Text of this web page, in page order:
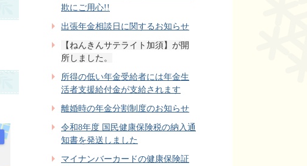
欺にご用心!!
出張年金相談日に関するお知らせ
【ねんきんサテライト加須】が開
所しました。
所得の低い年金受給者には年金生
活者支援給付金が支給されます
離婚時の年金分割制度のお知らせ
令和8年度 国民健康保険税の納入通
知書を発送しました
マイナンバーカードの健康保険証